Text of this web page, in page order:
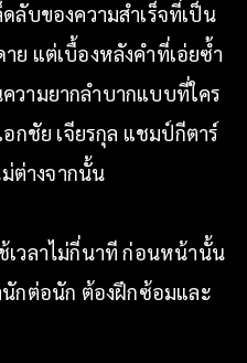
บของความสำเร็จที่เป็น
ย แต่เบื้องหลังคำที่เอ่ยซ้ำ
วามยากลำบากแบบที่ใคร
กชัย เจียรกุล แชมป์กีตาร์
ม่ต่างจากนั้น
เวลาไม่กี่นาที ก่อนหน้านั้น
นักต่อนัก ต้องฝึกซ้อมและ